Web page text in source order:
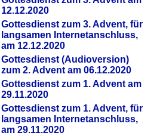
12.12.2020
Gottesdienst zum 3. Advent, für
langsamen Internetanschluss,
am 12.12.2020
Gottesdienst (Audioversion)
zum 2. Advent am 06.12.2020
Gottesdienst zum 1. Advent am
29.11.2020
Gottesdienst zum 1. Advent, für
langsamen Internetanschluss,
am 29.11.2020